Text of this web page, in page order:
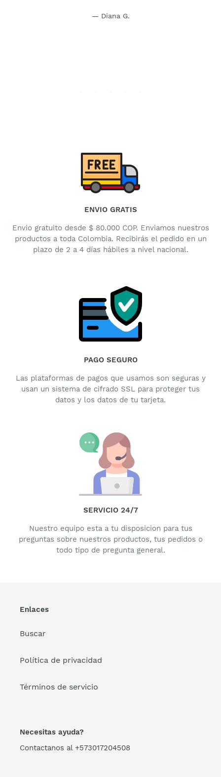
Diana G.
ENVIO GRATIS
Envio gratuito desde $ 80.000 COP. Enviamos nuestros
productos a toda Colombia. Recibirás el pedido en un
plazo de 2 a 4 días hábiles a nivel nacional.
PAGO SEGURO
Las plataformas de pagos que usamos son seguras y
usan un sistema de cifrado SSL para proteger tus
datos y los datos de tu tarjeta.
SERVICIO 24/7
Nuestro equipo esta a tu disposicion para tus
preguntas sobre nuestros productos, tus pedidos o
todo tipo de pregunta general.
Enlaces
Buscar
Política de privacidad
Términos de servicio
Necesitas ayuda?
Contactanos al +573017204508